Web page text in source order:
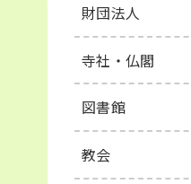
財団法人
寺社・仏閣
図書館
教会